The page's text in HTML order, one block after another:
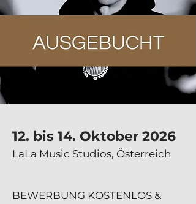
12. bis 14. Oktober 2026
LaLa Music Studios, Österreich
BEWERBUNG KOSTENLOS &